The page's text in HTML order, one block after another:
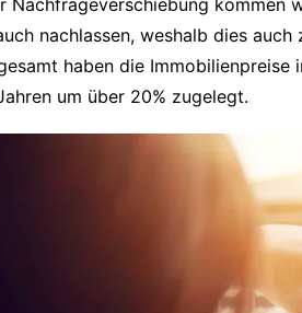
nachlassen, weshalb dies
haben die
um über 20% zugelegt.